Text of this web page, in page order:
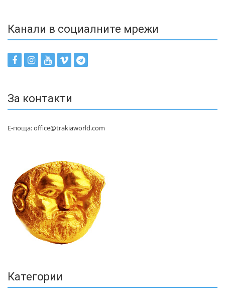
Канали в социалните мрежи
За контакти
Е-поща: office@trakiaworld.com
Категории